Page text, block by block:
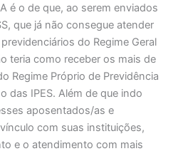
é o de que, ao serem enviados
que já não consegue atender
do Regime Geral
teria como receber os mais de
Regime Próprio de Previdência
das IPES. Além de que indo
aposentados/as e
com suas instituições,
e o atendimento com mais